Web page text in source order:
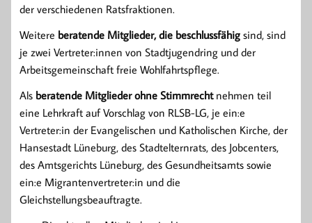
der verschiedenen Ratsfraktionen.
Weitere beratende Mitglieder, die beschlussfähig sind, sind
je zwei Vertreter:innen von Stadtjugendring und der
Arbeitsgemeinschaft freie Wohlfahrtspflege.
Als beratende Mitglieder ohne Stimmrechtnehmen teil
eine Lehrkraft auf Vorschlag von RLSB-LG, je ein:e
Vertreter:in der Evangelischen und Katholischen Kirche, der
Hansestadt Lüneburg, des Stadtelternrats, des Jobcenters,
des Amtsgerichts Lüneburg, des Gesundheitsamts sowie
ein:e Migrantenvertreter:in und die
Gleichstellungsbeauftragte.